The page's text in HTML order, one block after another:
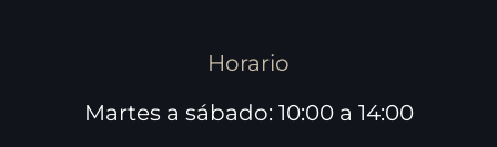
Horario
Martes a sábado: 10:00 a 14:00